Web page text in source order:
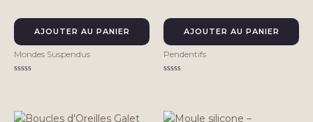
AJOUTER AU PANIER
Mondes Suspendus
AJOUTER AU PANIER
Pendentifs